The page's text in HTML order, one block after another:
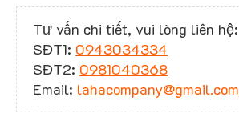
Tư vấn chi tiết, vui lòng liên hệ:
SĐT1: 0943034334
SĐT2: 0981040368
Email: lahacompany@gmail.com